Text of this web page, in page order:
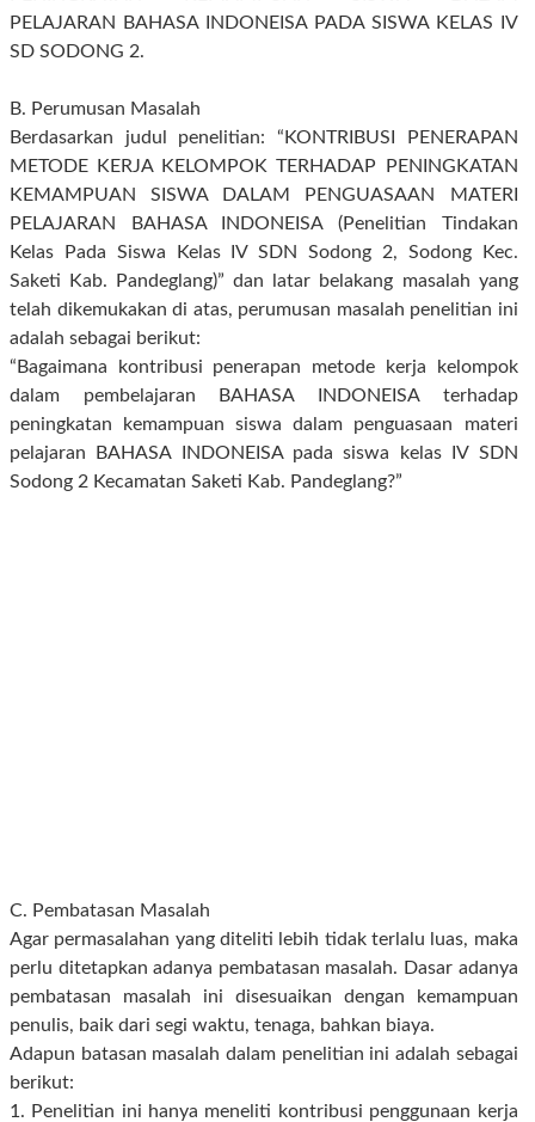
PELAJARAN BAHASA INDONEISA PADA SISWA KELAS IV
SD SODONG 2.
B. Perumusan Masalah
Berdasarkan judul penelitian: “KONTRIBUSI PENERAPAN
METODE KERJA KELOMPOK TERHADAP PENINGKATAN
KEMAMPUAN SISWA DALAM PENGUASAAN MATERI
PELAJARAN BAHASA INDONEISA (Penelitian Tindakan
Kelas Pada Siswa Kelas IV SDN Sodong 2, Sodong Kec.
Saketi Kab. Pandeglang)” dan latar belakang masalah yang
telah dikemukakan di atas, perumusan masalah penelitian ini
adalah sebagai berikut:
“Bagaimana kontribusi penerapan metode kerja kelompok
dalam pembelajaran BAHASA INDONEISA terhadap
peningkatan kemampuan siswa dalam penguasaan materi
pelajaran BAHASA INDONEISA pada siswa kelas IV SDN
Sodong 2 Kecamatan Saketi Kab. Pandeglang?”
C. Pembatasan Masalah
Agar permasalahan yang diteliti lebih tidak terlalu luas, maka
perlu ditetapkan adanya pembatasan masalah. Dasar adanya
pembatasan masalah ini disesuaikan dengan kemampuan
penulis, baik dari segi waktu, tenaga, bahkan biaya.
Adapun batasan masalah dalam penelitian ini adalah sebagai
berikut:
1. Penelitian ini hanya meneliti kontribusi penggunaan kerja